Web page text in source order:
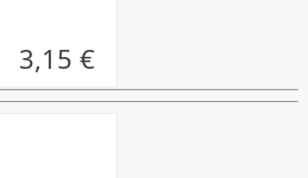
3,15 €